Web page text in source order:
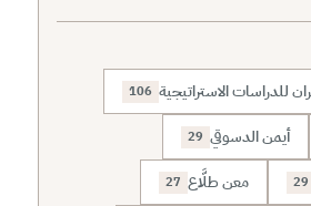
للدراسات الاستراتيجية 106
أيمن الدسوقي 29
29 معن طلَّاع 27